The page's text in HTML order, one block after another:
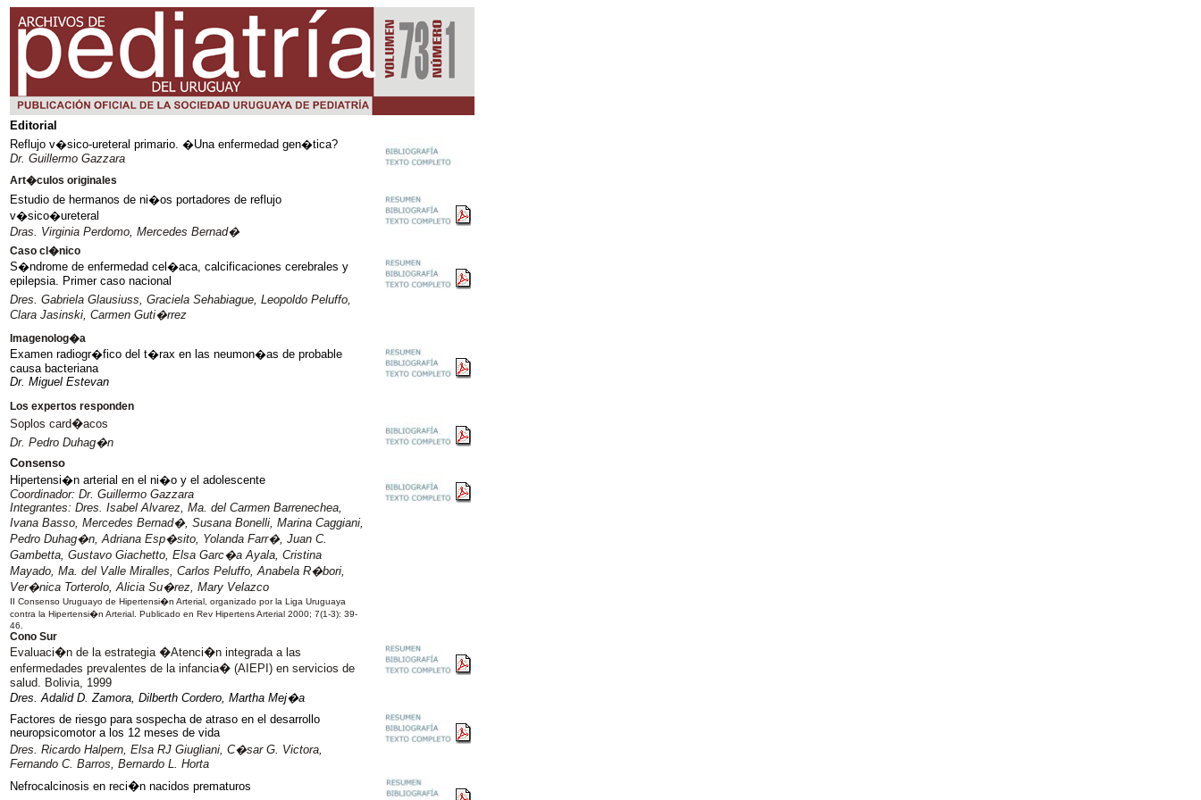
Editorial
Reflujo v�sico-ureteral primario. �Una enfermedad gen�tica?
Dr. Guillermo Gazzara
Art�culos originales
Estudio de hermanos de ni�os portadores de reflujo
v�sico�ureteral
Dras. Virginia Perdomo, Mercedes Bernad�
Caso cl�nico
S�ndrome de enfermedad cel�aca, calcificaciones cerebrales y
epilepsia. Primer caso nacional
Dres. Gabriela Glausiuss, Graciela Sehabiague, Leopoldo Peluffo,
Clara Jasinski, Carmen Guti�rrez
Imagenolog�a
Examen radiogr�fico del t�rax en las neumon�as de probable
causa bacteriana
Dr. Miguel Estevan
Los expertos responden
Soplos card�acos
Dr. Pedro Duhag�n
Consenso
Hipertensi�n arterial en el ni�o y el adolescente
Coordinador: Dr. Guillermo Gazzara
Integrantes: Dres. Isabel Alvarez, Ma. del Carmen Barrenechea,
Ivana Basso, Mercedes Bernad�, Susana Bonelli, Marina Caggiani,
Pedro Duhag�n, Adriana Esp�sito, Yolanda Farr�, Juan C.
Gambetta, Gustavo Giachetto, Elsa Garc�a Ayala, Cristina
Mayado, Ma. del Valle Miralles, Carlos Peluffo, Anabela R�bori,
Ver�nica Torterolo, Alicia Su�rez, Mary Velazco
II Consenso Uruguayo de Hipertensi�n Arterial, organizado por la Liga Uruguaya
contra la Hipertensi�n Arterial. Publicado en Rev Hipertens Arterial 2000; 7(1-3): 39-
46.
Cono Sur
Evaluaci�n de la estrategia �Atenci�n integrada a las
enfermedades prevalentes de la infancia� (AIEPI) en servicios de
salud. Bolivia, 1999
Dres. Adalid D. Zamora, Dilberth Cordero, Martha Mej�a
Factores de riesgo para sospecha de atraso en el desarrollo
neuropsicomotor a los 12 meses de vida
Dres. Ricardo Halpern, Elsa RJ Giugliani, C�sar G. Victora,
Fernando C. Barros, Bernardo L. Horta
Nefrocalcinosis en reci�n nacidos prematuros